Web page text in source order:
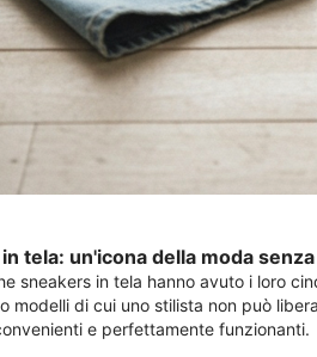
tela: un'icona della moda
sneakers in tela hanno avuto i loro
modelli di cui uno stilista non può
e perfettamente funzionanti.